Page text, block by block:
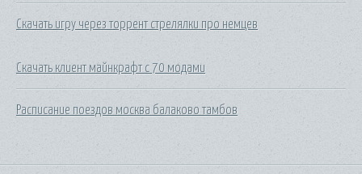
Скачать игру через торрент стрелялки про немцев
Скачать клиент майнкрафт с 70 модами
Расписание поездов москва балаково тамбов